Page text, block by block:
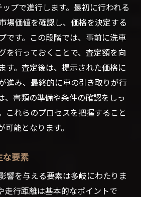
プで進行します。最初に行われる
場価値を確認し、価格を決定する
です。この段階では、事前に洗車
を行っておくことで、査定額を向
す。査定後は、提示された価格に
進み、最終的に車の引き取りが行
、書類の準備や条件の確認をしっ
これらのプロセスを把握すること
能となります。
な要素
響を与える要素は多岐にわたりま
走行距離は基本的なポイントで